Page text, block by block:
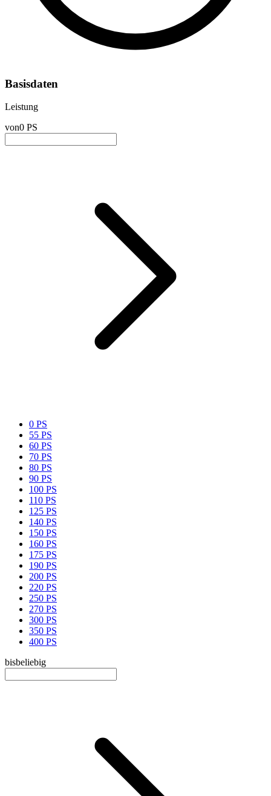
Basisdaten
Leistung
von0 PS
0 PS
55 PS
60 PS
70 PS
80 PS
90 PS
100 PS
110 PS
125 PS
140 PS
150 PS
160 PS
175 PS
190 PS
200 PS
220 PS
250 PS
270 PS
300 PS
350 PS
400 PS
bisbeliebig